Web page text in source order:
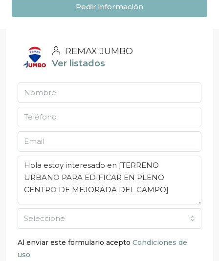
Pedir información
REMAX JUMBO
Ver listados
Seleccione
Al enviar este formulario acepto Condiciones de
uso